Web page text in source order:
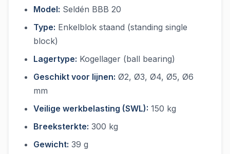
Model: Seldén BBB 20
Type: Enkelblok staand (standing single
block)
Lagertype: Kogellager (ball bearing)
Geschikt voor lijnen: Ø2, Ø3, Ø4, Ø5, Ø6
mm
Veilige werkbelasting (SWL): 150 kg
Breeksterkte: 300 kg
Gewicht: 39 g